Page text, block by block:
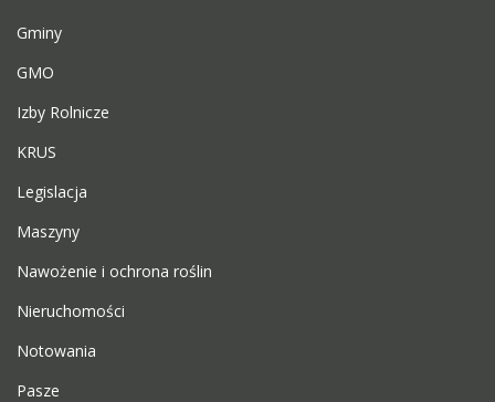
Gminy
GMO
Izby Rolnicze
KRUS
Legislacja
Maszyny
Nawożenie i ochrona roślin
Nieruchomości
Notowania
Pasze